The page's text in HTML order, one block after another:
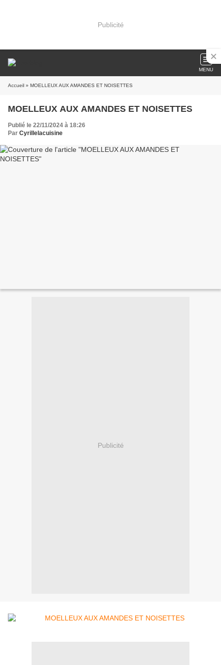
Publicité
MENU
Accueil » MOELLEUX AUX AMANDES ET NOISETTES
MOELLEUX AUX AMANDES ET NOISETTES
Publié le 22/11/2024 à 18:26
Par Cyrillelacuisine
Publicité